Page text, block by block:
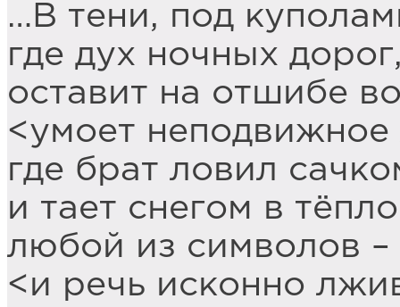
…В тени, под
где дух ночных
оставит на отшибе
<умоет неподвижное
где брат ловил
и тает снегом в
любой из символов –
<и речь исконно